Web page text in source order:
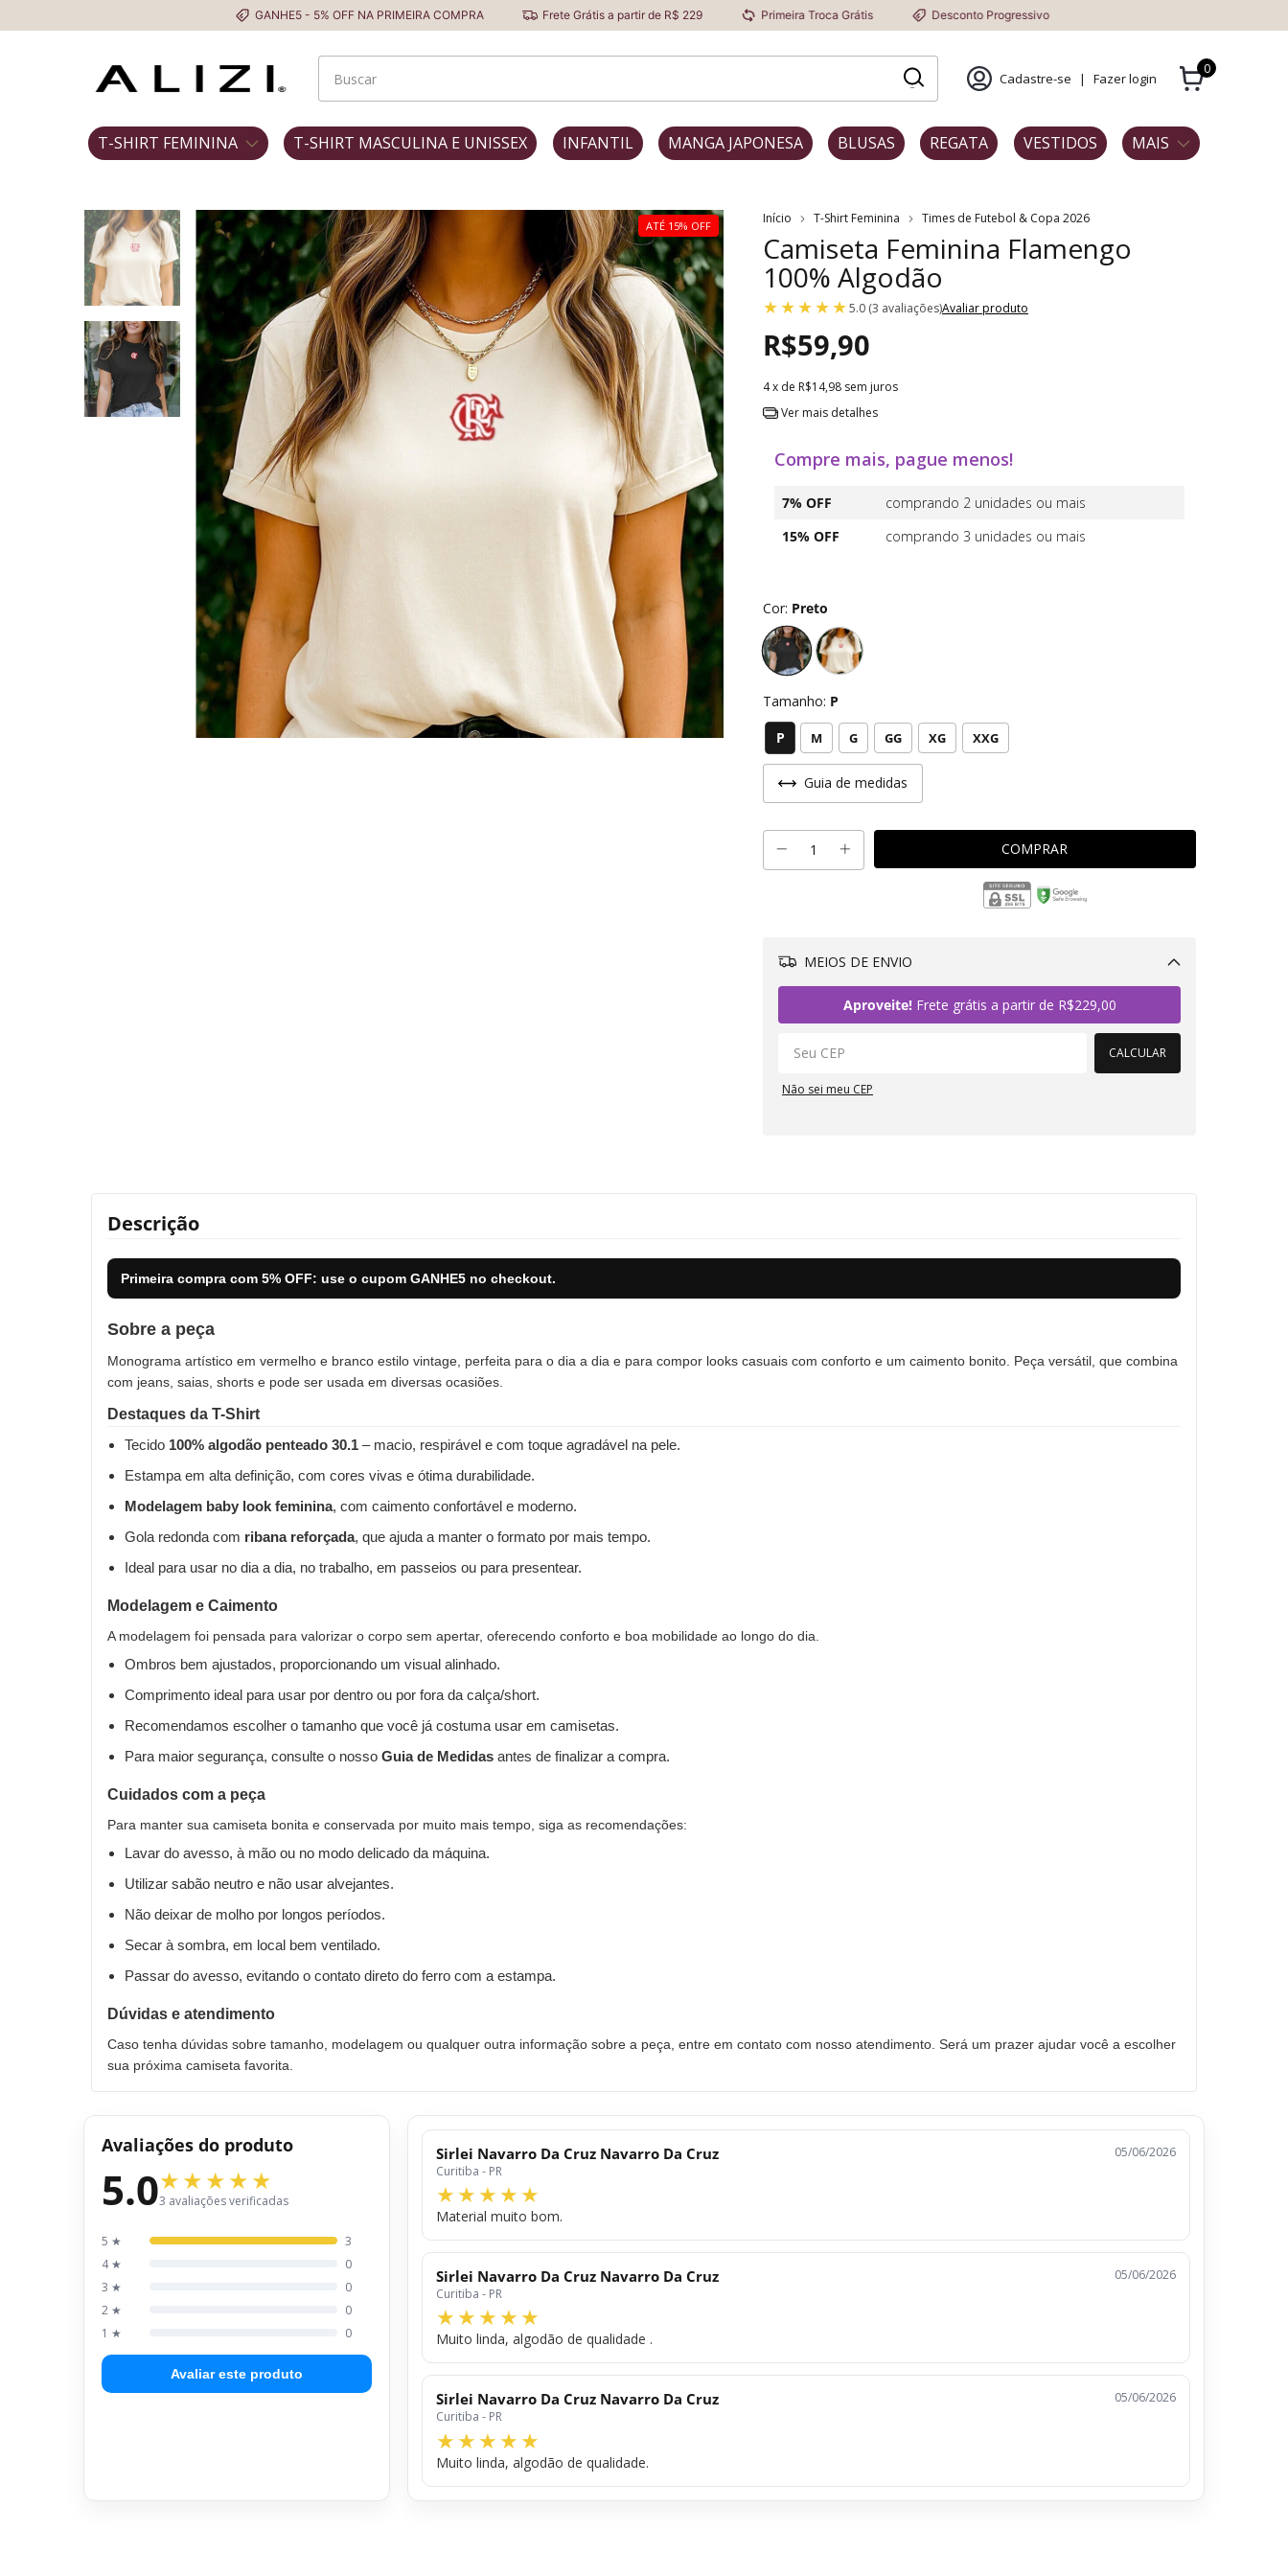
GANHE5 - 5% OFF NA PRIMEIRA COMPRA Frete Grátis a partir de R$ 229 Primeira Troca Grátis Desconto Progressivo
Cadastre-se | Fazer login
0
T-SHIRT FEMININA T-SHIRT MASCULINA E UNISSEX INFANTIL MANGA JAPONESA BLUSAS REGATA VESTIDOS MAIS
ATÉ 15% OFF Início T-Shirt Feminina Times de Futebol & Copa 2026
Camiseta Feminina Flamengo
100% Algodão
5.0 (3 avaliações)Avaliar produto
R$59,90
4x de R$14,98 sem juros
Ver mais detalhes
Compre mais, pague menos!
7% OFF
comprando 2 unidades ou mais
15% OFF
comprando 3 unidades ou mais
Cor: Preto
Tamanho: P
P M G GG XG XXG
Guia de medidas
MEIOS DE ENVIO
Aproveite!Frete grátis a partir de R$229,00
CALCULAR
Não sei meu CEP
Descrição
Primeira compra com 5% OFF: use o cupom GANHE5 no checkout.
Sobre a peça
Monograma artístico em vermelho e branco estilo vintage, perfeita para o dia a dia e para compor looks casuais com conforto e um caimento bonito. Peça versátil, que combina
com jeans, saias, shorts e pode ser usada em diversas ocasiões.
Destaques da T-Shirt
Tecido 100% algodão penteado 30.1 – macio, respirável e com toque agradável na pele.
Estampa em alta definição, com cores vivas e ótima durabilidade.
Modelagem baby look feminina, com caimento confortável e moderno.
Gola redonda com ribana reforçada, que ajuda a manter o formato por mais tempo.
Ideal para usar no dia a dia, no trabalho, em passeios ou para presentear.
Modelagem e Caimento
A modelagem foi pensada para valorizar o corpo sem apertar, oferecendo conforto e boa mobilidade ao longo do dia.
Ombros bem ajustados, proporcionando um visual alinhado.
Comprimento ideal para usar por dentro ou por fora da calça/short.
Recomendamos escolher o tamanho que você já costuma usar em camisetas.
Para maior segurança, consulte o nosso Guia de Medidas antes de finalizar a compra.
Cuidados com a peça
Para manter sua camiseta bonita e conservada por muito mais tempo, siga as recomendações:
Lavar do avesso, à mão ou no modo delicado da máquina.
Utilizar sabão neutro e não usar alvejantes.
Não deixar de molho por longos períodos.
Secar à sombra, em local bem ventilado.
Passar do avesso, evitando o contato direto do ferro com a estampa.
Dúvidas e atendimento
Caso tenha dúvidas sobre tamanho, modelagem ou qualquer outra informação sobre a peça, entre em contato com nosso atendimento. Será um prazer ajudar você a escolher
sua próxima camiseta favorita.
Avaliações do produto
5.03 avaliações verificadas
5 ★
3
4 ★
0
3 ★
0
2 ★
0
1 ★
0
Avaliar este produto
Sirlei Navarro Da Cruz Navarro Da Cruz
Curitiba - PR
05/06/2026
Material muito bom.
Sirlei Navarro Da Cruz Navarro Da Cruz
Curitiba - PR
05/06/2026
Muito linda, algodão de qualidade .
Sirlei Navarro Da Cruz Navarro Da Cruz
Curitiba - PR
05/06/2026
Muito linda, algodão de qualidade.